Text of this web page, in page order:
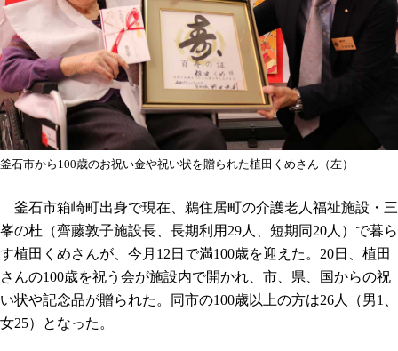
釜石市から100歳のお祝い金や祝い状を贈られた植田くめさん（左）
釜石市箱崎町出身で現在、鵜住居町の介護老人福祉施設・三
峯の杜（齊藤敦子施設長、長期利用29人、短期同20人）で暮ら
す植田くめさんが、今月12日で満100歳を迎えた。20日、植田
さんの100歳を祝う会が施設内で開かれ、市、県、国からの祝
い状や記念品が贈られた。同市の100歳以上の方は26人（男1、
女25）となった。